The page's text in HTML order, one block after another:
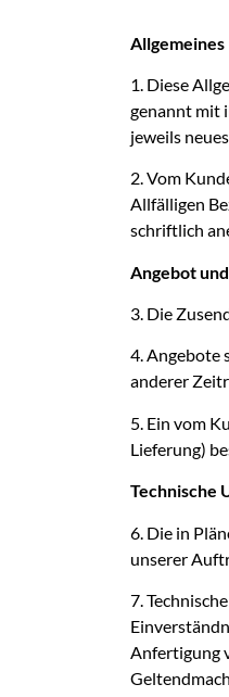
Allgemeines
1. Diese
genannt mit
jeweils
2. Vom
Allfälligen
schriftlich
Angebot
3. Die
4. Angebote
anderer
5. Ein vom
Lieferung)
Technische
6. Die in
unserer
7.
Anfertigung